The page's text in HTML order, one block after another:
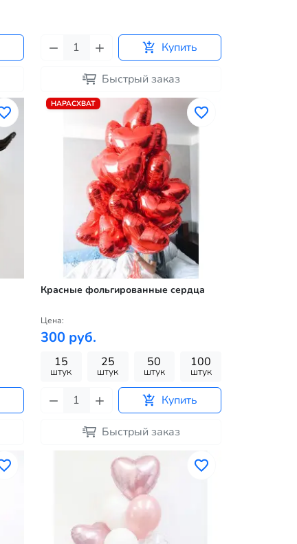
Купить
Быстрый заказ
НАРАСХВАТ
Красные фольгированные сердца
Цена:
300 руб.
15
штук
25
штук
50
штук
100
штук
Купить
Быстрый заказ